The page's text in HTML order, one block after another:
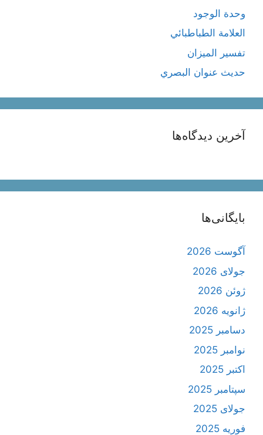
وحدة الوجود
العلامة الطباطبائي
تفسير الميزان
حديث عنوان البصري
آخرین دیدگاه‌ها
بایگانی‌ها
آگوست 2026
جولای 2026
ژوئن 2026
ژانویه 2026
دسامبر 2025
نوامبر 2025
اکتبر 2025
سپتامبر 2025
جولای 2025
فوریه 2025